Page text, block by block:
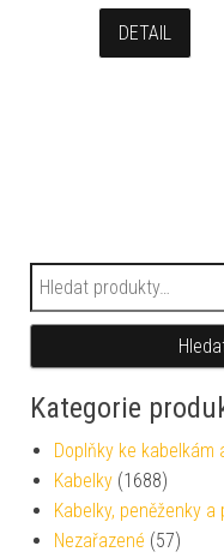
DETAIL
Hledat:
Kategorie
Doplňky ke kabelkám
Kabelky (1688)
Kabelky, peněženky a
Nezařazené (57)